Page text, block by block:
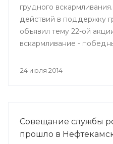
грудного
действий в поддержку
объявил тему 22-ой
вскармливание -
мира по футболу.
24 июля 2014
Совещание службы
прошло в